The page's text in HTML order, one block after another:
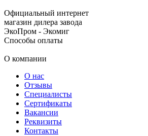
Официальный интернет
магазин дилера завода
ЭкоПром - Экомиг
Способы оплаты
О компании
О нас
Отзывы
Специалисты
Сертификаты
Вакансии
Реквизиты
Контакты